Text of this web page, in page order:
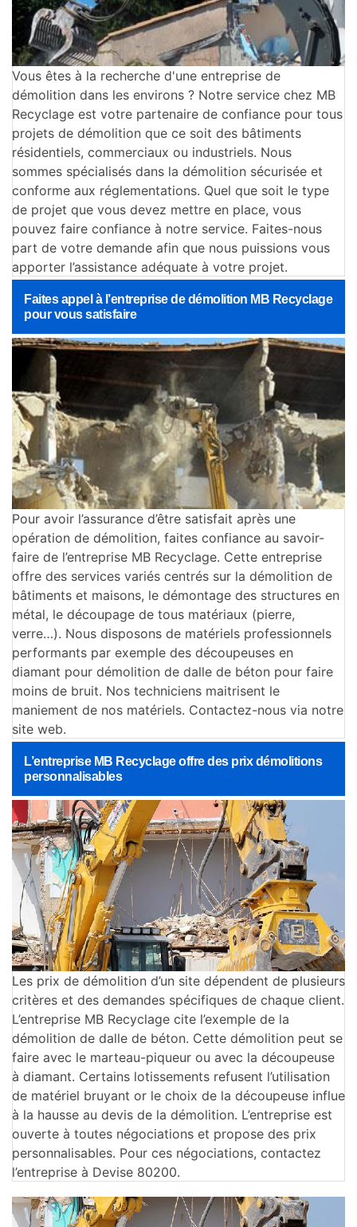
Vous êtes à la recherche d'une entreprise de
démolition dans les environs ? Notre service chez MB
Recyclage est votre partenaire de confiance pour tous
projets de démolition que ce soit des bâtiments
résidentiels, commerciaux ou industriels. Nous
sommes spécialisés dans la démolition sécurisée et
conforme aux réglementations. Quel que soit le type
de projet que vous devez mettre en place, vous
pouvez faire confiance à notre service. Faites-nous
part de votre demande afin que nous puissions vous
apporter l’assistance adéquate à votre projet.
Faites appel à l’entreprise de démolition MB Recyclage
pour vous satisfaire
Pour avoir l’assurance d’être satisfait après une
opération de démolition, faites confiance au savoir-
faire de l’entreprise MB Recyclage. Cette entreprise
offre des services variés centrés sur la démolition de
bâtiments et maisons, le démontage des structures en
métal, le découpage de tous matériaux (pierre,
verre…). Nous disposons de matériels professionnels
performants par exemple des découpeuses en
diamant pour démolition de dalle de béton pour faire
moins de bruit. Nos techniciens maitrisent le
maniement de nos matériels. Contactez-nous via notre
site web.
L’entreprise MB Recyclage offre des prix démolitions
personnalisables
Les prix de démolition d’un site dépendent de plusieurs
critères et des demandes spécifiques de chaque client.
L’entreprise MB Recyclage cite l’exemple de la
démolition de dalle de béton. Cette démolition peut se
faire avec le marteau-piqueur ou avec la découpeuse
à diamant. Certains lotissements refusent l’utilisation
de matériel bruyant or le choix de la découpeuse influe
à la hausse au devis de la démolition. L’entreprise est
ouverte à toutes négociations et propose des prix
personnalisables. Pour ces négociations, contactez
l’entreprise à Devise 80200.